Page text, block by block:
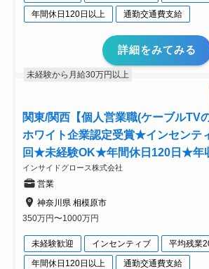
年間休日120日以上
通勤交通費支給
詳細をみてみる
未経験から月給30万円以上
関東/関西【個人営業職(ケーブルTV
ホワイト企業認定受賞★インセンテ
回★未経験OK★年間休日120日★年
インサイドグロース株式会社
営業
神奈川県 相模原市
350万円〜1000万円
未経験歓迎 インセンティブ
平均残業
年間休日120日以上
通勤交通費支給